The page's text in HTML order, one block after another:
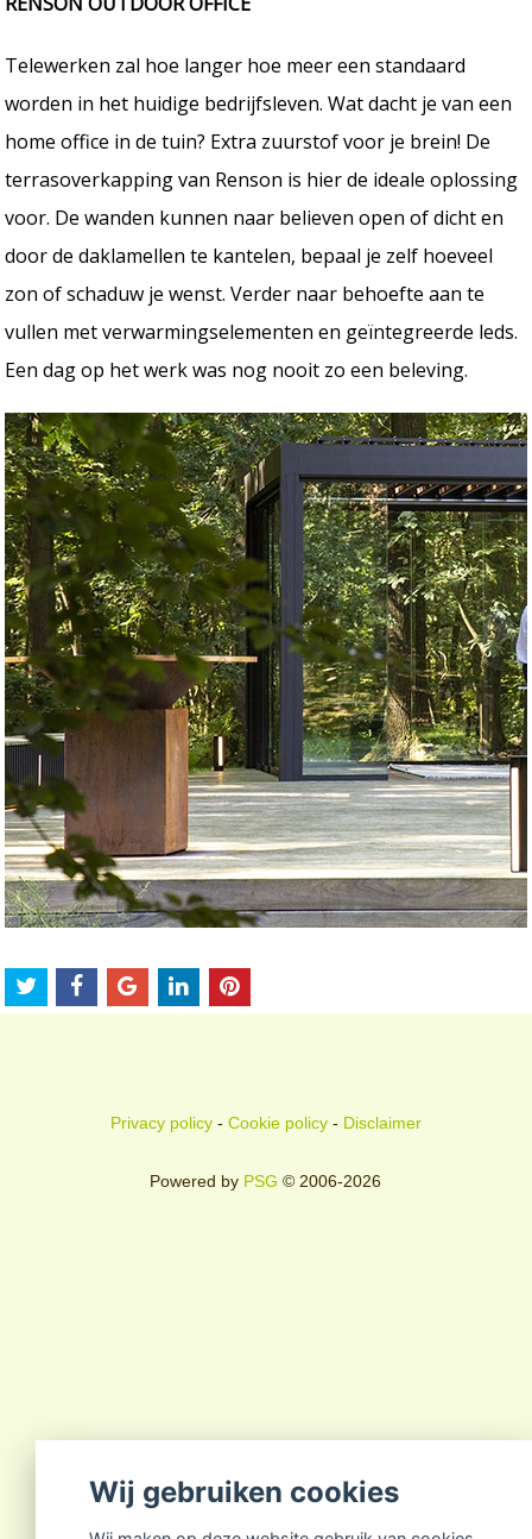
Telewerken zal hoe langer hoe meer een standaard
worden in het huidige bedrijfsleven. Wat dacht je van een
home office in de tuin? Extra zuurstof voor je brein! De
terrasoverkapping van Renson is hier de ideale oplossing
voor. De wanden kunnen naar believen open of dicht en
door de daklamellen te kantelen, bepaal je zelf hoeveel
zon of schaduw je wenst. Verder naar behoefte aan te
vullen met verwarmingselementen en geïntegreerde leds.
Een dag op het werk was nog nooit zo een beleving.
Privacy policy- Cookie policy- Disclaimer
Powered by PSG © 2006-2026
Wij gebruiken cookies